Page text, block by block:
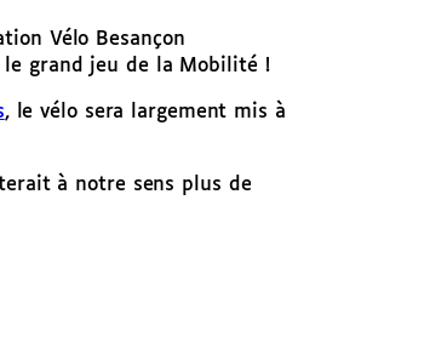
Vélo Besançon
le grand jeu de la Mobilité !
, le vélo sera largement mis à
à notre sens plus de